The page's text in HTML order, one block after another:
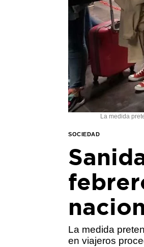
La medida
SOCIEDAD
La medida
en viajeros